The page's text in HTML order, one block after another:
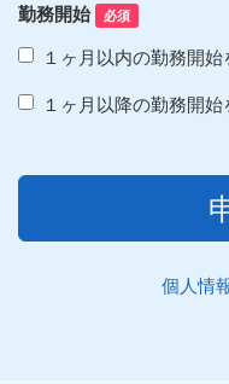
勤務開始 必須
１ヶ月以内の勤務開始
１ヶ月以降の勤務開始
個人情